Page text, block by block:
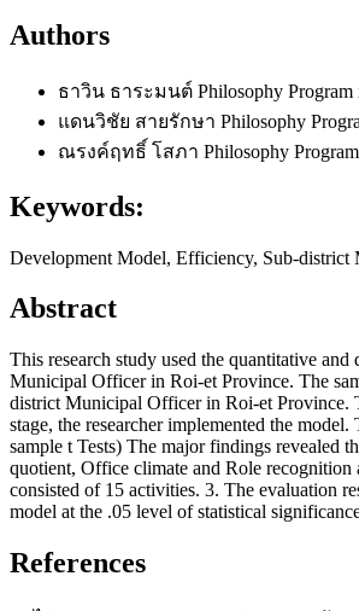
Authors
ธาวิน ธาระมนต์ Philosophy
แดนวิชัย สายรักษา Philosophy
ณรงค์ฤทธิ์ โสภา Philosophy
Keywords:
Development Model, Efficiency, Sub-
Abstract
This research study used the quantitative
Municipal Officer in Roi-et Province. The
district Municipal Officer in Roi-et Province.
stage, the researcher implemented the
sample t Tests) The major findings revealed
quotient, Office climate and Role
consisted of 15 activities. 3. The evaluation
model at the .05 level of statistical
References